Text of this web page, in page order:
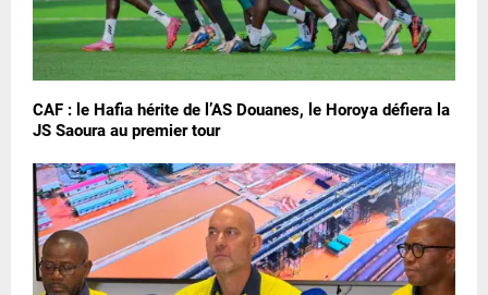
CAF : le Hafia hérite de l’AS Douanes, le Horoya défiera la
JS Saoura au premier tour